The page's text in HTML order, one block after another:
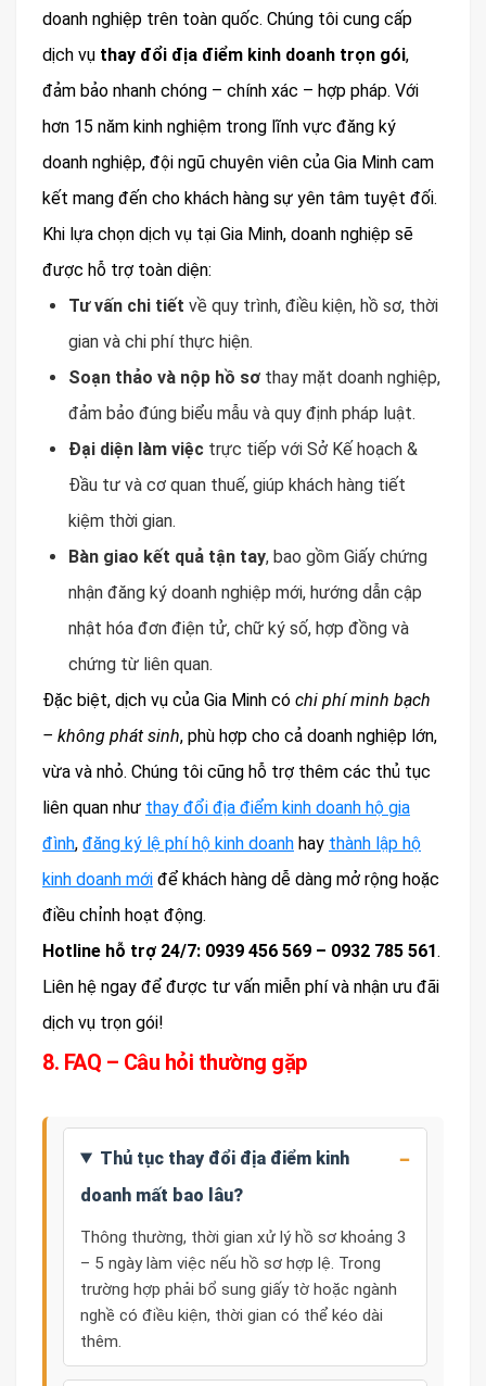
doanh nghiệp trên toàn quốc. Chúng tôi cung cấp
dịch vụ thay đổi địa điểm kinh doanh trọn gói,
đảm bảo nhanh chóng – chính xác – hợp pháp. Với
hơn 15 năm kinh nghiệm trong lĩnh vực đăng ký
doanh nghiệp, đội ngũ chuyên viên của Gia Minh cam
kết mang đến cho khách hàng sự yên tâm tuyệt đối.
Khi lựa chọn dịch vụ tại Gia Minh, doanh nghiệp sẽ
được hỗ trợ toàn diện:
Tư vấn chi tiết về quy trình, điều kiện, hồ sơ, thời
gian và chi phí thực hiện.
Soạn thảo và nộp hồ sơ thay mặt doanh nghiệp,
đảm bảo đúng biểu mẫu và quy định pháp luật.
Đại diện làm việc trực tiếp với Sở Kế hoạch &
Đầu tư và cơ quan thuế, giúp khách hàng tiết
kiệm thời gian.
Bàn giao kết quả tận tay, bao gồm Giấy chứng
nhận đăng ký doanh nghiệp mới, hướng dẫn cập
nhật hóa đơn điện tử, chữ ký số, hợp đồng và
chứng từ liên quan.
Đặc biệt, dịch vụ của Gia Minh có chi phí minh bạch
– không phát sinh, phù hợp cho cả doanh nghiệp lớn,
vừa và nhỏ. Chúng tôi cũng hỗ trợ thêm các thủ tục
liên quan như thay đổi địa điểm kinh doanh hộ gia
đình, đăng ký lệ phí hộ kinh doanh hay thành lập hộ
kinh doanh mới để khách hàng dễ dàng mở rộng hoặc
điều chỉnh hoạt động.
Hotline hỗ trợ 24/7: 0939 456 569 – 0932 785 561.
Liên hệ ngay để được tư vấn miễn phí và nhận ưu đãi
dịch vụ trọn gói!
8. FAQ – Câu hỏi thường gặp
Thủ tục thay đổi địa điểm kinh
doanh mất bao lâu?
Thông thường, thời gian xử lý hồ sơ khoảng 3
– 5 ngày làm việc nếu hồ sơ hợp lệ. Trong
trường hợp phải bổ sung giấy tờ hoặc ngành
nghề có điều kiện, thời gian có thể kéo dài
thêm.